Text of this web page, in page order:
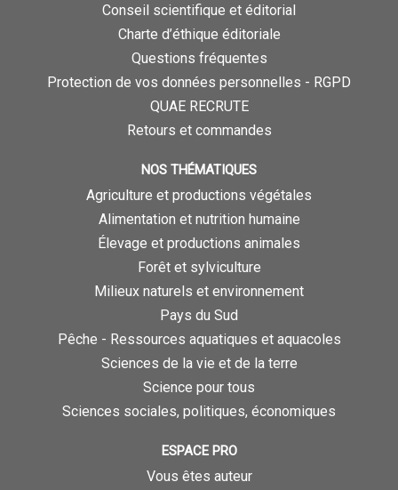
Conseil scientifique et éditorial
Charte d’éthique éditoriale
Questions fréquentes
Protection de vos données personnelles - RGPD
QUAE RECRUTE
Retours et commandes
NOS THÉMATIQUES
Agriculture et productions végétales
Alimentation et nutrition humaine
Élevage et productions animales
Forêt et sylviculture
Milieux naturels et environnement
Pays du Sud
Pêche - Ressources aquatiques et aquacoles
Sciences de la vie et de la terre
Science pour tous
Sciences sociales, politiques, économiques
ESPACE PRO
Vous êtes auteur